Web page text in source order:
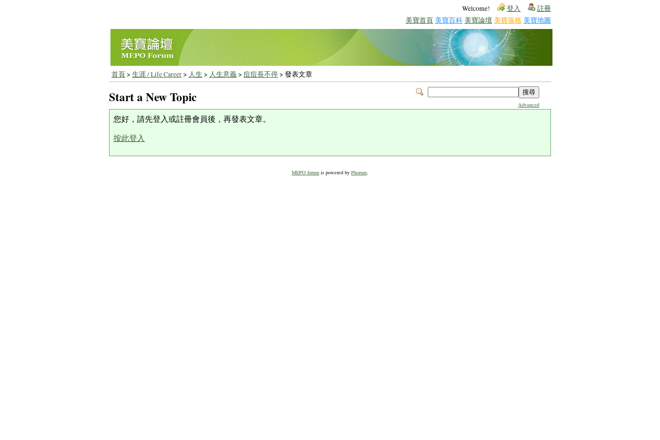
Welcome! 登入 註冊
美寶首頁 美寶百科 美寶論壇 美寶落格 美寶地圖
首頁> 生涯 / Life Career> 人生 > 人生意義> 痘痘長不停> 發表文章
Advanced
Start a New Topic
您好，請先登入或註冊會員後，再發表文章。
按此登入
MEPO forum is powered by Phorum.